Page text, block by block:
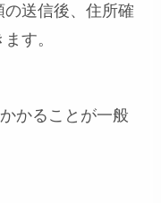
送信後、住所確
す。
かることが一般